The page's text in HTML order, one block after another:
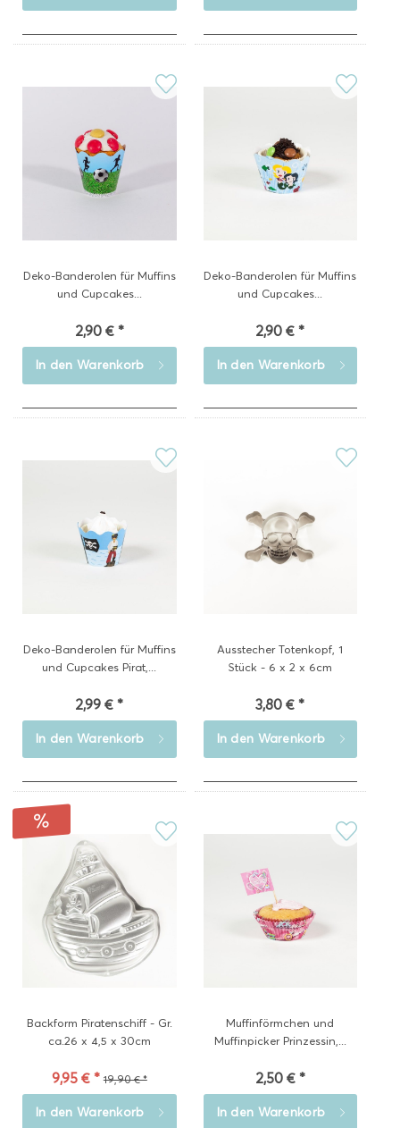
Deko-Banderolen für Muffins
und Cupcakes...
2,90 € *
In den Warenkorb
Deko-Banderolen für Muffins
und Cupcakes...
2,90 € *
In den Warenkorb
Deko-Banderolen für Muffins
und Cupcakes Pirat,...
2,99 € *
In den Warenkorb
Ausstecher Totenkopf, 1
Stück - 6 x 2 x 6cm
3,80 € *
In den Warenkorb
Backform Piratenschiff - Gr.
ca.26 x 4,5 x 30cm
9,95 € * 19,90 € *
In den Warenkorb
Muffinförmchen und
Muffinpicker Prinzessin,...
2,50 € *
In den Warenkorb